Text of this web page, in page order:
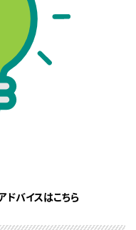
ドバイスはこちら